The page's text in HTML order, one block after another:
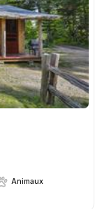
Animaux